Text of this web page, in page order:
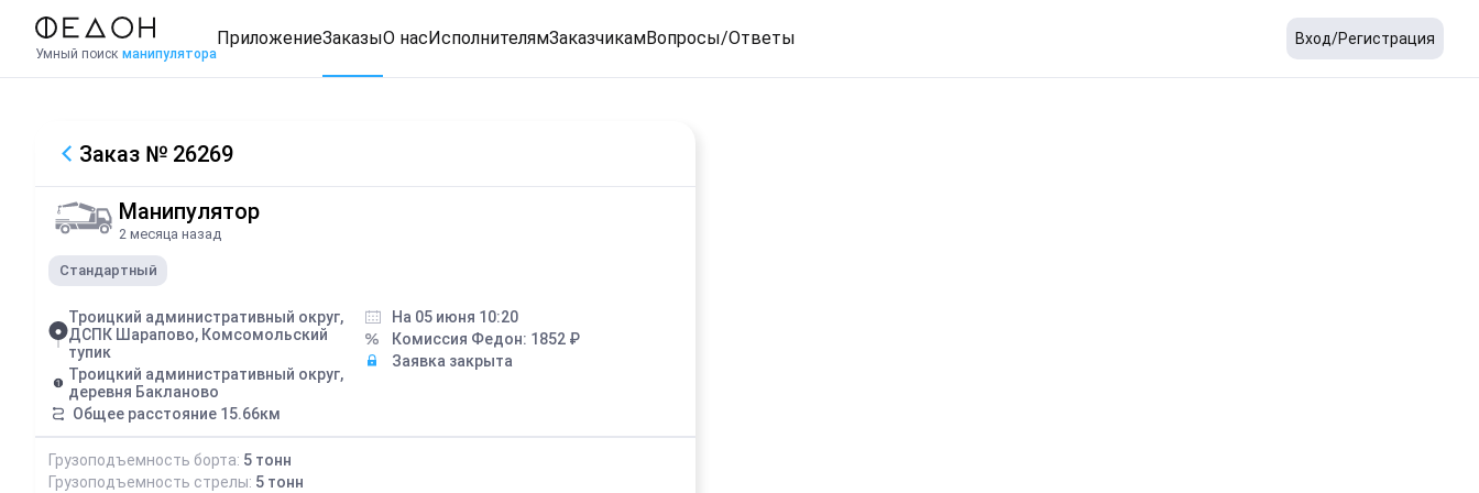
Умный поиск манипулятора
ПриложениеЗаказыО насИсполнителямЗаказчикамВопросы/Ответы Вход/Регистрация
Заказ № 26269
Манипулятор
2 месяца назад
Стандартный
Троицкий административный округ,
ДСПК Шарапово, Комсомольский
тупик
Троицкий административный округ,
деревня Бакланово
Общее расстояние 15.66км
На 05 июня 10:20
Комиссия Федон: 1852 ₽
Заявка закрыта
Грузоподъемность борта: 5 тонн
Грузоподъемность стрелы: 5 тонн